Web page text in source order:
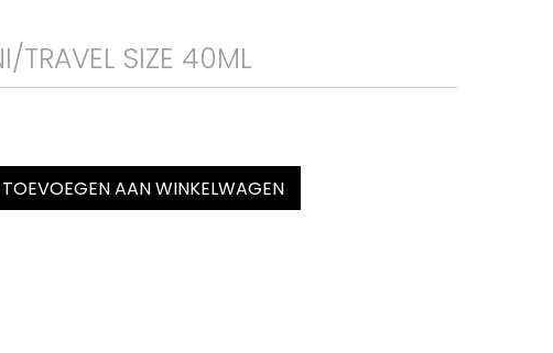
TRAVEL SIZE 40ML
TOEVOEGEN AAN WINKELWAGEN